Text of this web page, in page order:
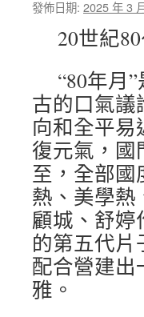
發佈日期: 2025 年 3
20世紀
“80年月
古的口氣議
向和全平
復元氣，國
至，全部
熱、美學熱
顧城、舒婷
的第五代
配合營建出
雅。